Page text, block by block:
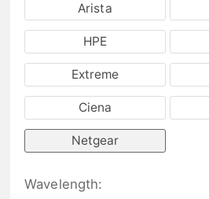
Arista
HPE
Extreme
Ciena
Netgear
Wavelength: